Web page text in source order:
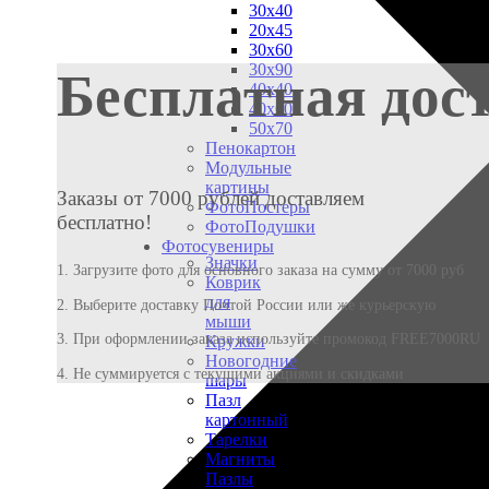
30х40
20х45
30х60
30х90
40х40
40х60
50х70
Пенокартон
Модульные
картины
ФотоПостеры
ФотоПодушки
Фотоcувениры
Значки
Коврик
для
мыши
Кружки
Новогодние
шары
Пазл
картонный
Тарелки
Магниты
Пазлы
Бесплатная
Заказы от 7000 рублей доставляем
бесплатно!
1. Загрузите фото для основного заказа на сумму от 7000 руб
2. Выберите доставку Почтой России или же курьерскую
3. При оформлении заказа используйте промокод FREE7000RU
4. Не суммируется с текущими акциями и скидками